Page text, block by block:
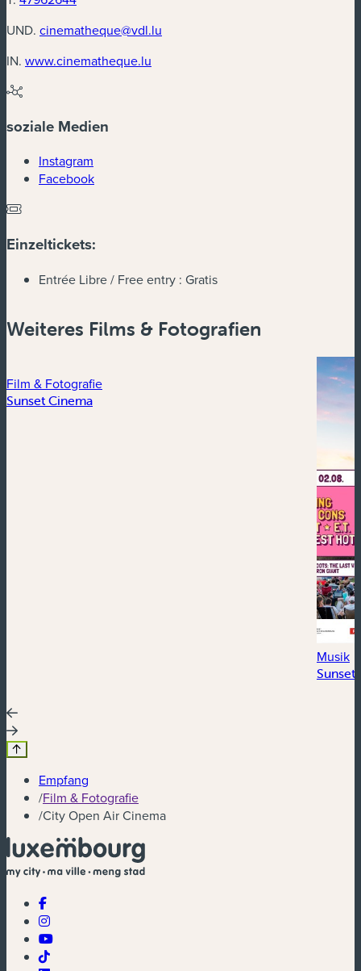
UND. cinematheque@vdl.lu
IN. www.cinematheque.lu
soziale Medien
Instagram
Facebook(neues Fenster)
Einzeltickets:
Entrée Libre / Free entry : Gratis
Weiteres Films & Fotografien
Film & Fotografie
Sunset Cinema
Musik
Sunset
Empfang
/Film & Fotografie
/City Open Air Cinema